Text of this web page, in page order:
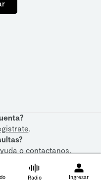
.
ocontactanos.
Radio Ingresar